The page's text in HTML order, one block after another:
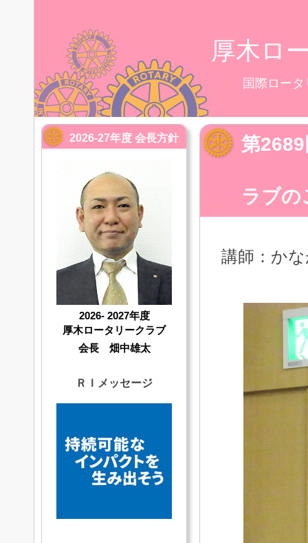
厚木ロ
国際ロー
第
ラブの
講師：か
2026-27年度 会長方針
2026- 2027年度
厚木ロータリークラブ
会長 畑中雄太
ＲＩメッセージ